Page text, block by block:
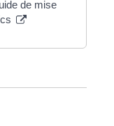
de mise